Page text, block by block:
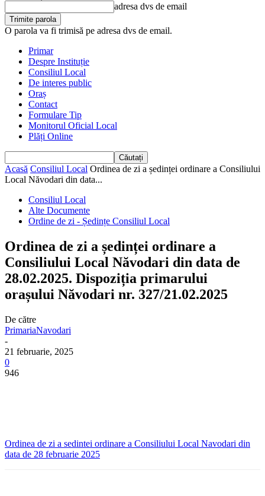
adresa dvs de email
O parola va fi trimisă pe adresa dvs de email.
Primar
Despre Instituție
Consiliul Local
De interes public
Oraș
Contact
Formulare Tip
Monitorul Oficial Local
Plăți Online
Acasă Consiliul Local Ordinea de zi a ședinței ordinare a Consiliului
Local Năvodari din data...
Consiliul Local
Alte Documente
Ordine de zi - Ședințe Consiliul Local
Ordinea de zi a ședinței ordinare a
Consiliului Local Năvodari din data de
28.02.2025. Dispoziția primarului
orașului Năvodari nr. 327/21.02.2025
De către
PrimariaNavodari
-
21 februarie, 2025
0
946
Ordinea de zi a sedintei ordinare a Consiliului Local Navodari din
data de 28 februarie 2025